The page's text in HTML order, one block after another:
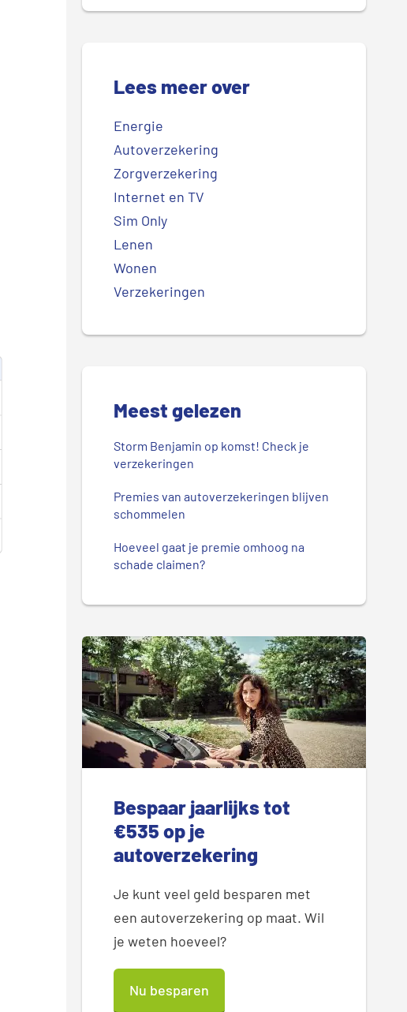
Lees meer over
Energie
Autoverzekering
Zorgverzekering
Internet en TV
Sim Only
Lenen
Wonen
Verzekeringen
Meest gelezen
Storm Benjamin op komst! Check je
verzekeringen
Premies van autoverzekeringen blijven
schommelen
Hoeveel gaat je premie omhoog na
schade claimen?
Bespaar jaarlijks tot
€535 op je
autoverzekering
Je kunt veel geld besparen met
een autoverzekering op maat. Wil
je weten hoeveel?
Nu besparen